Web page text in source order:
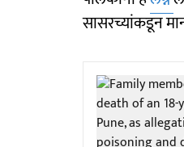
सासरच्यांकडून